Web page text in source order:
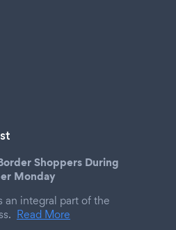
Shoppers During
Monday
an integral part of the
Read More